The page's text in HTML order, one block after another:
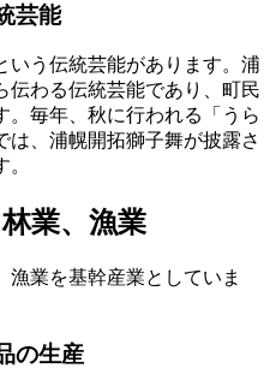
芸能
いう伝統芸能があります。浦
伝わる伝統芸能であり、町民
。毎年、秋に行われる「うら
は、浦幌開拓獅子舞が披露さ
業、漁業
業を基幹産業としていま
の生産